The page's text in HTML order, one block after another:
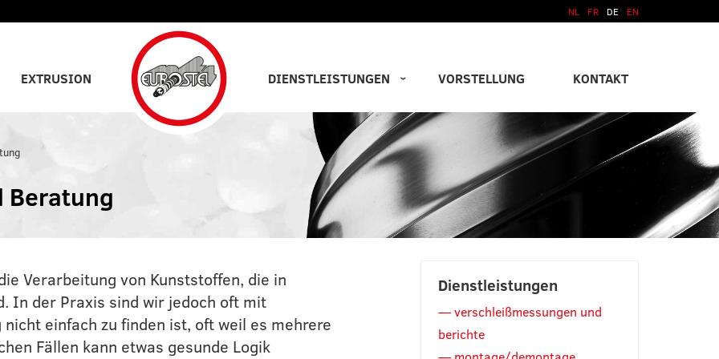
NL FR DE EN
EXTRUSION DIENSTLEISTUNGEN VORSTELLUNG KONTAKT
Beratung
Verarbeitung von Kunststoffen, die in
In der Praxis sind wir jedoch oft mit
einfach zu finden ist, oft weil es mehrere
Fällen kann etwas gesunde Logik
Dienstleistungen
verschleißmessungen und
berichte